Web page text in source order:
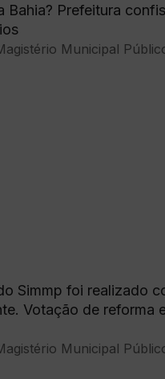
Bahia? Prefeitura
Municipal
Simmp foi realizado
Votação de reforma
Municipal